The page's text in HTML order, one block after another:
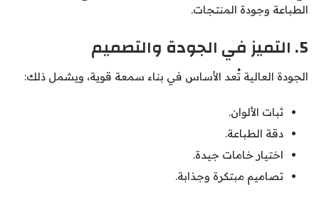
الطباعة وجودة المنتجات.
5. التميز في الجودة والتصميم
الجودة العالية تُعد الأساس في بناء سمعة قوية، ويشمل ذلك:
ثبات الألوان.
دقة الطباعة.
اختيار خامات جيدة.
تصاميم مبتكرة وجذابة.